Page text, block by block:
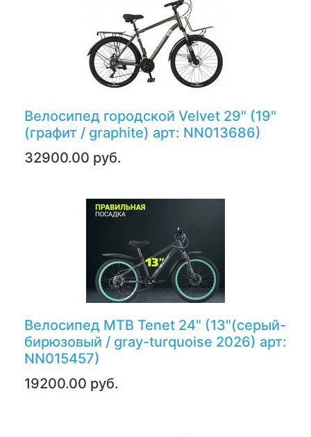
Велосипед городской Velvet 29" (19"
(графит / graphite) арт: NN013686)
32900.00 руб.
Велосипед MTB Tenet 24" (13"(серый-
бирюзовый / gray-turquoise 2026) арт:
NN015457)
19200.00 руб.